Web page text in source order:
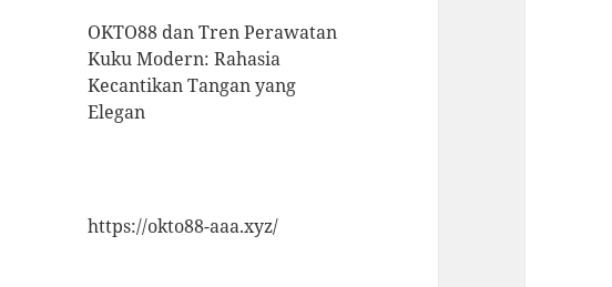
OKTO88 dan Tren Perawatan
Kuku Modern: Rahasia
Kecantikan Tangan yang
Elegan
https://okto88-aaa.xyz/